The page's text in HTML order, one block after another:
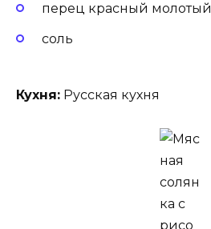
перец красный молотый
соль
Кухня: Русская кухня